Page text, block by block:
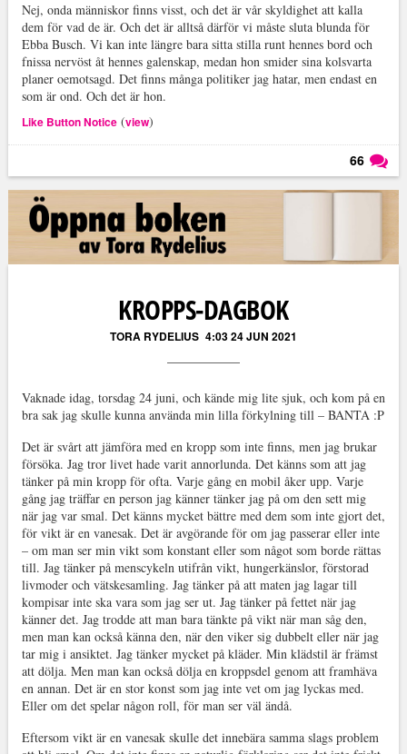
Nej, onda människor finns visst, och det är vår skyldighet att kalla
dem för vad de är. Och det är alltså därför vi måste sluta blunda för
Ebba Busch. Vi kan inte längre bara sitta stilla runt hennes bord och
fnissa nervöst åt hennes galenskap, medan hon smider sina kolsvarta
planer oemotsagd. Det finns många politiker jag hatar, men endast en
som är ond. Och det är hon.
Like Button Notice(view)
66
Läs kommentarer (66)
KROPPS-DAGBOK
TORA RYDELIUS 4:03 24 JUN 2021
Vaknade idag, torsdag 24 juni, och kände mig lite sjuk, och kom på en
bra sak jag skulle kunna använda min lilla förkylning till – BANTA :P
Det är svårt att jämföra med en kropp som inte finns, men jag brukar
försöka. Jag tror livet hade varit annorlunda. Det känns som att jag
tänker på min kropp för ofta. Varje gång en mobil åker upp. Varje
gång jag träffar en person jag känner tänker jag på om den sett mig
när jag var smal. Det känns mycket bättre med dem som inte gjort det,
för vikt är en vanesak. Det är avgörande för om jag passerar eller inte
– om man ser min vikt som konstant eller som något som borde rättas
till. Jag tänker på menscykeln utifrån vikt, hungerkänslor, förstorad
livmoder och vätskesamling. Jag tänker på att maten jag lagar till
kompisar inte ska vara som jag ser ut. Jag tänker på fettet när jag
känner det. Jag trodde att man bara tänkte på vikt när man såg den,
men man kan också känna den, när den viker sig dubbelt eller när jag
tar mig i ansiktet. Jag tänker mycket på kläder. Min klädstil är främst
att dölja. Men man kan också dölja en kroppsdel genom att framhäva
en annan. Det är en stor konst som jag inte vet om jag lyckas med.
Eller om det spelar någon roll, för man ser väl ändå.
Eftersom vikt är en vanesak skulle det innebära samma slags problem